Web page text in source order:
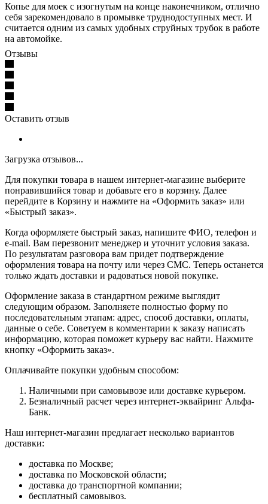
Копье для моек с изогнутым на конце наконечником, отлично
себя зарекомендовало в промывке труднодоступных мест. И
считается одним из самых удобных струйных трубок в работе
на автомойке.
Отзывы
Оставить отзыв
Загрузка отзывов...
Для покупки товара в нашем интернет-магазине выберите
понравившийся товар и добавьте его в корзину. Далее
перейдите в Корзину и нажмите на «Оформить заказ» или
«Быстрый заказ».
Когда оформляете быстрый заказ, напишите ФИО, телефон и
e-mail. Вам перезвонит менеджер и уточнит условия заказа.
По результатам разговора вам придет подтверждение
оформления товара на почту или через СМС. Теперь останется
только ждать доставки и радоваться новой покупке.
Оформление заказа в стандартном режиме выглядит
следующим образом. Заполняете полностью форму по
последовательным этапам: адрес, способ доставки, оплаты,
данные о себе. Советуем в комментарии к заказу написать
информацию, которая поможет курьеру вас найти. Нажмите
кнопку «Оформить заказ».
Оплачивайте покупки удобным способом:
Наличными при самовывозе или доставке курьером.
Безналичный расчет через интернет-эквайринг Альфа-
Банк.
Наш интернет-магазин предлагает несколько вариантов
доставки:
доставка по Москве;
доставка по Московской области;
доставка до транспортной компании;
бесплатный самовывоз.